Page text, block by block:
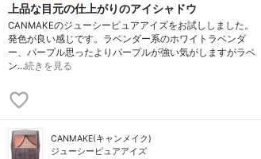
上品な目元の仕上がりのアイシャドウ
CANMAKEのジューシーピュアアイズをお試ししました。
発色が良い感じです。ラベンダー系のホワイトラベンダ
ー、パープル思ったよりパープルが強い気がしますがラベ
ン…続きを見る
CANMAKE(キャンメイク)
ジューシーピュアアイズ